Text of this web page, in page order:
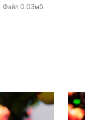
Файл 0.03мб.